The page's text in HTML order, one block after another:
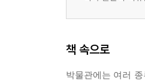
책 속으로
박물관에는 여러